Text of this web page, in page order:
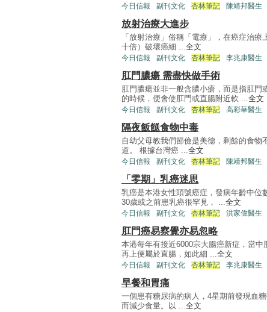
今日信報 副刊文化 杏林筆記 陳靖邦醫生
放射治療大進步
「放射治療」俗稱「電療」，在癌症治
十倍）破壞癌細 ...全文
今日信報 副刊文化 杏林筆記 李兆康醫生
肛門膿瘍 需盡快做手術
肛門膿瘍並非一般含膿小瘡，而是指肛門
的時候，便會使肛門或直腸附近軟 ...全文
今日信報 副刊文化 杏林筆記 高彩華醫生
隔夜飯餸食物中毒
自幼父母教我們節儉是美德，剩餘的食
道。 根據台灣癌 ...全文
今日信報 副刊文化 杏林筆記 陳靖邦醫生
「零期」乳癌迷思
乳癌是本港女性頭號癌症，發病年齡中位
30歲或之前患乳癌很罕見， ...全文
今日信報 副刊文化 杏林筆記 洪家偉醫生
肛門癌易察覺亦易忽略
本港每年有接近6000宗大腸癌新症，當
再上便屬於直腸，如此細 ...全文
今日信報 副刊文化 杏林筆記 李兆康醫生
早餐和胃痛
一個患有糖尿病的病人，4星期前發現血
而減少食量。以 ...全文